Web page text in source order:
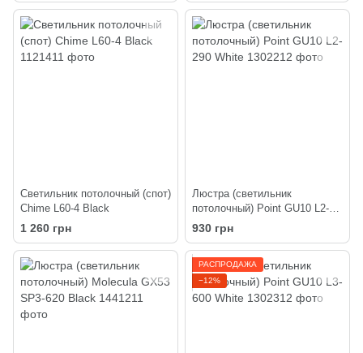
Светильник потолочный (спот)
Chime L60-4 Black
1 260 грн
Люстра (светильник
потолочный) Point GU10 L2-
290 White
930 грн
РАСПРОДАЖА
−12%